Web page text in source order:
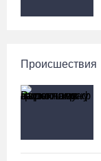
Происшествия